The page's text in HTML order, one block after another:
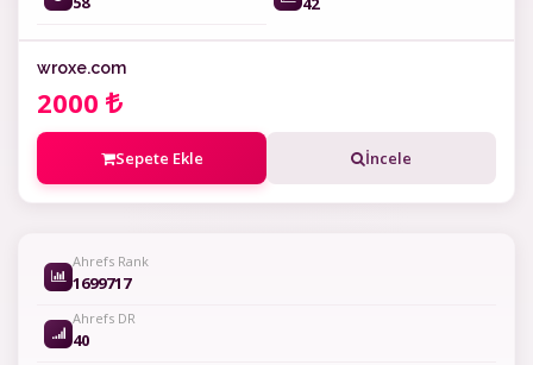
wroxe.com
2000
Sepete Ekle İncele
Ahrefs Rank
1699717
Ahrefs DR
40